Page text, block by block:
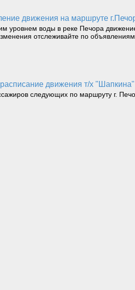
движения на маршруте
уровнем воды в реке Печора
отслеживайте по
расписание движения т/х
следующих по маршруту г.